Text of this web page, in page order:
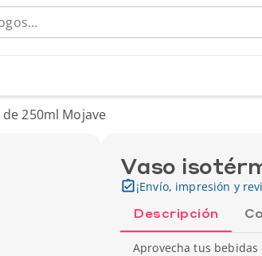
250ml Mojave
Vaso
¡Envío, impresión y
Descripción
Aprovecha tus